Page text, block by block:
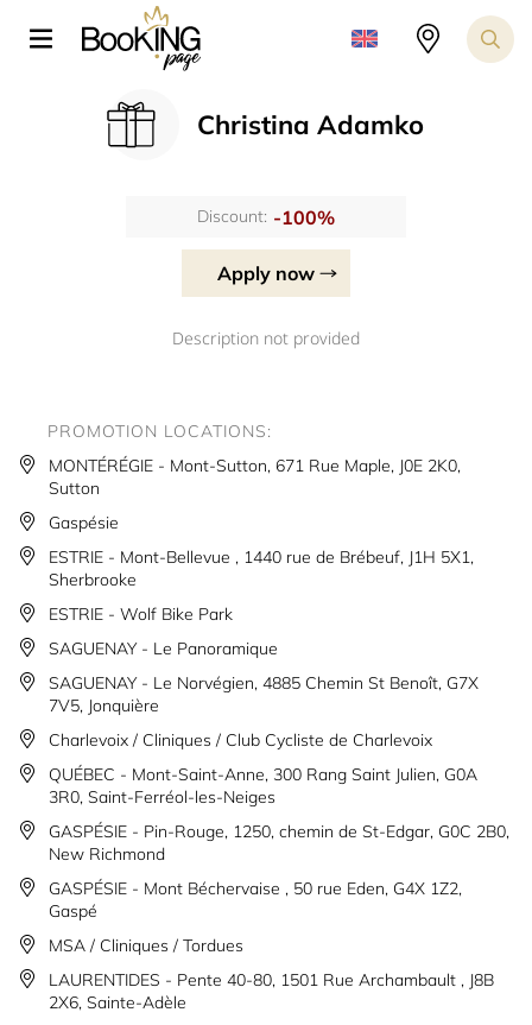
Christina Adamko
Discount: -100%
Apply now
Description not provided
PROMOTION LOCATIONS:
MONTÉRÉGIE - Mont-Sutton, 671 Rue Maple, J0E 2K0,
Sutton
Gaspésie
ESTRIE - Mont-Bellevue , 1440 rue de Brébeuf, J1H 5X1,
Sherbrooke
ESTRIE - Wolf Bike Park
SAGUENAY - Le Panoramique
SAGUENAY - Le Norvégien, 4885 Chemin St Benoît, G7X
7V5, Jonquière
Charlevoix / Cliniques / Club Cycliste de Charlevoix
QUÉBEC - Mont-Saint-Anne, 300 Rang Saint Julien, G0A
3R0, Saint-Ferréol-les-Neiges
GASPÉSIE - Pin-Rouge, 1250, chemin de St-Edgar, G0C 2B0,
New Richmond
GASPÉSIE - Mont Béchervaise , 50 rue Eden, G4X 1Z2,
Gaspé
MSA / Cliniques / Tordues
LAURENTIDES - Pente 40-80, 1501 Rue Archambault , J8B
2X6, Sainte-Adèle